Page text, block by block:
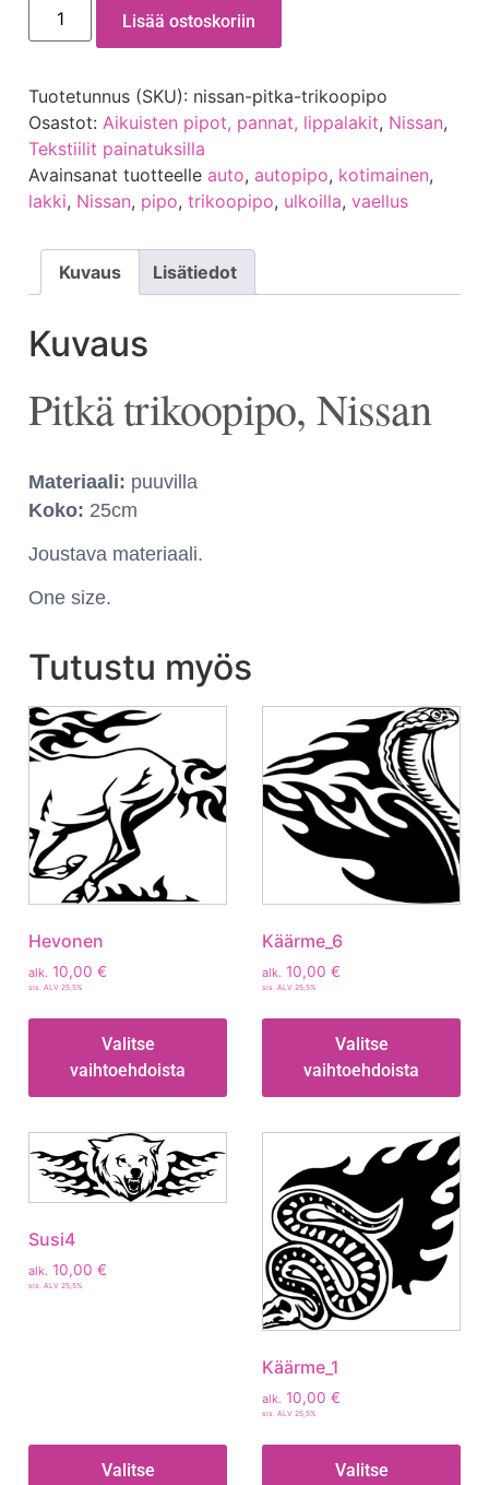
Lisää ostoskoriin
Tuotetunnus (SKU): nissan-pitka-trikoopipo
Osastot: Aikuisten pipot, pannat, lippalakit, Nissan,
Tekstiilit painatuksilla
Avainsanat tuotteelle auto, autopipo, kotimainen,
lakki, Nissan, pipo, trikoopipo, ulkoilla, vaellus
Kuvaus Lisätiedot
Kuvaus
Pitkä trikoopipo, Nissan
Materiaali: puuvilla
Koko: 25cm
Joustava materiaali.
One size.
Tutustu myös
Hevonen
alk. 10,00 €
sis. ALV 25,5%
Valitse
vaihtoehdoista
Käärme_6
alk. 10,00 €
sis. ALV 25,5%
Valitse
vaihtoehdoista
Susi4
alk. 10,00 €
sis. ALV 25,5%
Valitse
Käärme_1
alk. 10,00 €
sis. ALV 25,5%
Valitse